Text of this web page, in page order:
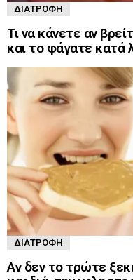
ΔΙΑΤΡΟΦΉ
Τι να κάνετε αν
και το φάγατε κατά
ΔΙΑΤΡΟΦΉ
Αν δεν το τρώτε